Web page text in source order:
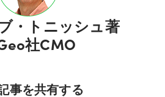
・トニッシュ著
社CMO
事を共有する